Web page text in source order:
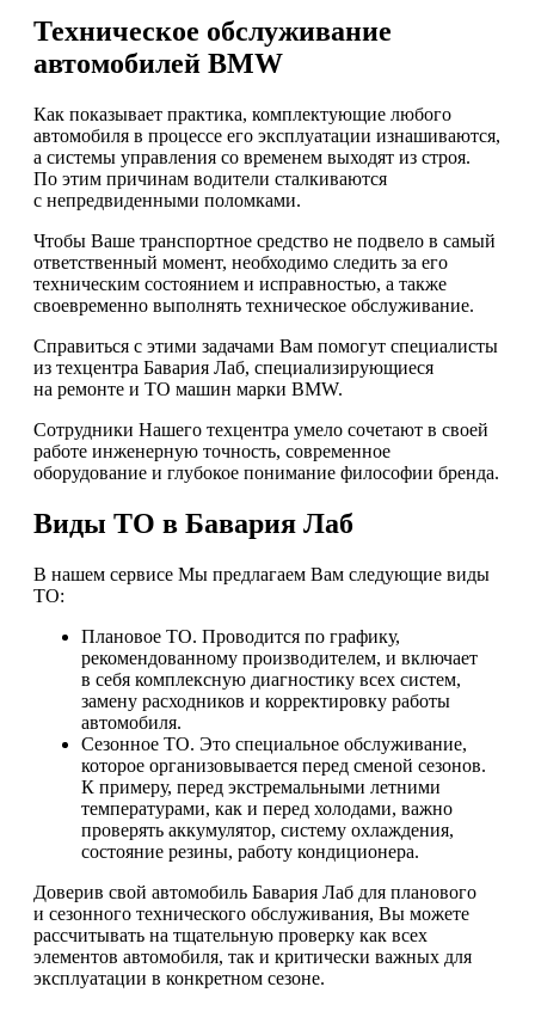
Техническое обслуживание
автомобилей BMW
Как показывает практика, комплектующие любого
автомобиля в процессе его эксплуатации изнашиваются,
а системы управления со временем выходят из строя.
По этим причинам водители сталкиваются
с непредвиденными поломками.
Чтобы Ваше транспортное средство не подвело в самый
ответственный момент, необходимо следить за его
техническим состоянием и исправностью, а также
своевременно выполнять техническое обслуживание.
Справиться с этими задачами Вам помогут специалисты
из техцентра Бавария Лаб, специализирующиеся
на ремонте и ТО машин марки BMW.
Сотрудники Нашего техцентра умело сочетают в своей
работе инженерную точность, современное
оборудование и глубокое понимание философии бренда.
Виды ТО в Бавария Лаб
В нашем сервисе Мы предлагаем Вам следующие виды
ТО:
Плановое ТО. Проводится по графику,
рекомендованному производителем, и включает
в себя комплексную диагностику всех систем,
замену расходников и корректировку работы
автомобиля.
Сезонное ТО. Это специальное обслуживание,
которое организовывается перед сменой сезонов.
К примеру, перед экстремальными летними
температурами, как и перед холодами, важно
проверять аккумулятор, систему охлаждения,
состояние резины, работу кондиционера.
Доверив свой автомобиль Бавария Лаб для планового
и сезонного технического обслуживания, Вы можете
рассчитывать на тщательную проверку как всех
элементов автомобиля, так и критически важных для
эксплуатации в конкретном сезоне.